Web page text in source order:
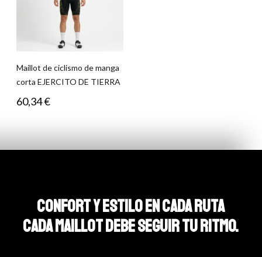
Maillot de ciclismo de manga
corta EJERCITO DE TIERRA
60,34€
CONFORT Y ESTILO EN CADA RUTA
CADA MAILLOT DEBE SEGUIR TU RITMO.